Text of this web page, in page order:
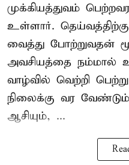
முக்கியத்துவம்
உள்ளார்.
வைத்து போற்றுவதன்
அவசியத்தை நம்மால்
வாழ்வில் வெற்றி
நிலைக்கு வர
ஆசியும், ...